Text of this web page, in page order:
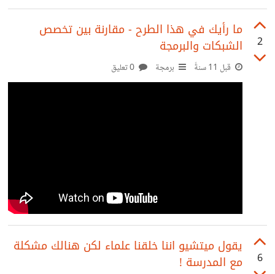
2
ما رأيك في هذا الطرح - مقارنة بين تخصص
الشبكات والبرمجة
قبل 11 سنةً برمجة
6
يقول ميتشيو اننا خلقنا علماء لكن هنالك مشكلة
مع المدرسة !